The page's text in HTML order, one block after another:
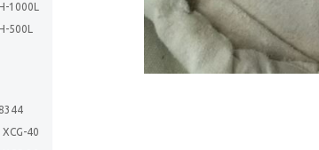
1000L
500L
40